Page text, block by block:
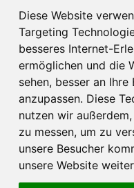
Diese Website
Targeting
besseres Internet-
ermöglichen und die
sehen, besser an Ihre
anzupassen. Diese
nutzen wir
zu messen, um zu
unsere Besucher
unsere Website
UND RETOUREN
MEINE COOKIE-